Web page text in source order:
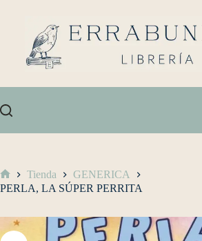
Tienda
GENERICA
PERLA, LA SÚPER PERRITA